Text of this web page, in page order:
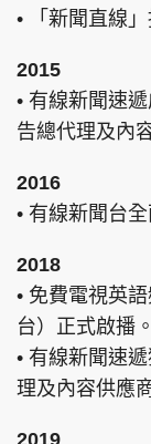
• 「新聞直線
2015
• 有線新聞速
告總代理及內
2016
• 有線新聞台
2018
• 免費電視英
台）正式啟播。
• 有線新聞速
理及內容供應
2019